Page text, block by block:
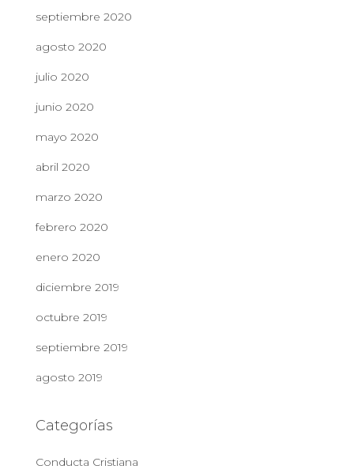
septiembre 2020
agosto 2020
julio 2020
junio 2020
mayo 2020
abril 2020
marzo 2020
febrero 2020
enero 2020
diciembre 2019
octubre 2019
septiembre 2019
agosto 2019
Categorías
Conducta Cristiana